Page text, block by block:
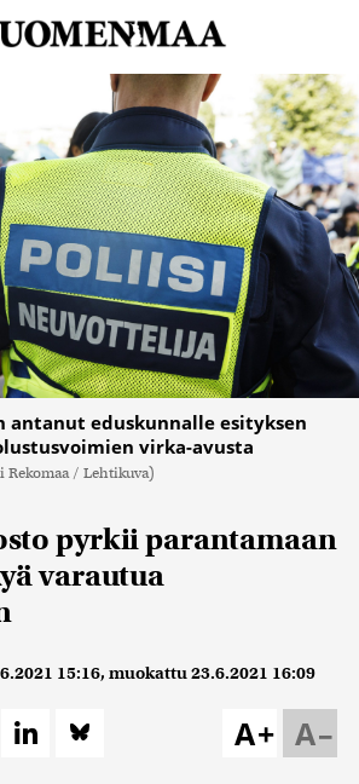
antanut eduskunnalle esityksen
virka-avusta
Rekomaa / Lehtikuva)
pyrkii parantamaan
varautua
15:16, muokattu23.6.2021 16:09
A–
A+